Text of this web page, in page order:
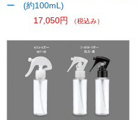
ー (約100mL)
17,050円
（税込み）